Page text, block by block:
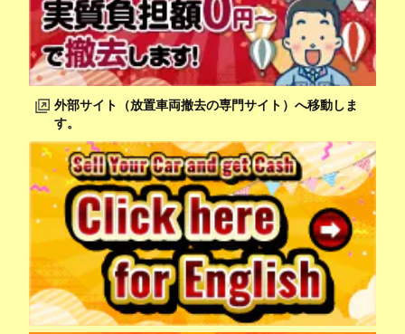
外部サイト（放置車両撤去の専門サイト）へ移動しま
す。